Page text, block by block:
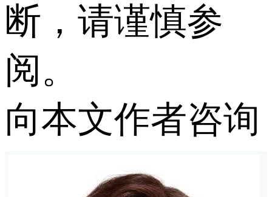
断，请谨慎参
阅。
向本文作者咨询